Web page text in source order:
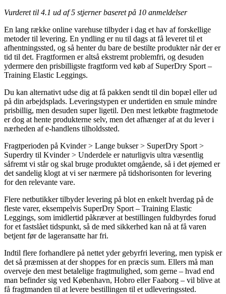
Vurderet til 4.1 ud af 5 stjerner baseret på 10 anmeldelser
En lang række online varehuse tilbyder i dag et hav af forskellige
metoder til levering. En yndling er nu til dags at få leveret til et
afhentningssted, og så henter du bare de bestilte produkter når der er
tid til det. Fragtformen er altså ekstremt problemfri, og desuden
ydermere den prisbilligste fragtform ved køb af SuperDry Sport –
Training Elastic Leggings.
Du kan alternativt udse dig at få pakken sendt til din bopæl eller ud
på din arbejdsplads. Leveringstypen er undertiden en smule mindre
prisbillig, men desuden super ligetil. Den mest letkøbte fragtmetode
er dog at hente produkterne selv, men det afhænger af at du lever i
nærheden af e-handlens tilholdssted.
Fragtperioden på Kvinder > Lange bukser > SuperDry Sport >
Superdry til Kvinder > Underdele er naturligvis ultra væsentlig
såfremt vi står og skal bruge produktet omgående, så i det øjemed er
det sandelig klogt at vi ser nærmere på tidshorisonten for levering
for den relevante vare.
Flere netbutikker tilbyder levering på blot en enkelt hverdag på de
fleste varer, eksempelvis SuperDry Sport – Training Elastic
Leggings, som imidlertid påkræver at bestillingen fuldbyrdes forud
for et fastslået tidspunkt, så de med sikkerhed kan nå at få varen
betjent før de lageransatte har fri.
Indtil flere forhandlere på nettet yder gebyrfri levering, men typisk er
det så præmissen at der shoppes for en præcis sum. Ellers må man
overveje den mest betalelige fragtmulighed, som gerne – hvad end
man befinder sig ved København, Hobro eller Faaborg – vil blive at
få fragtmanden til at levere bestillingen til et udleveringssted.